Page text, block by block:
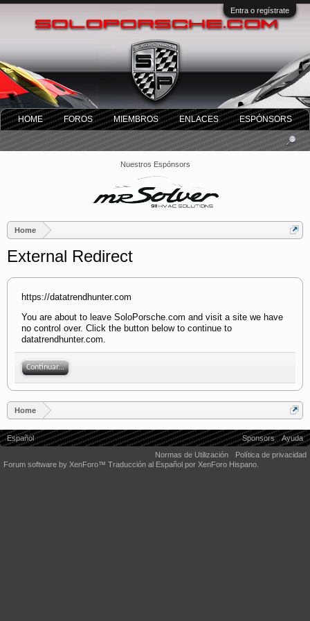
Entra o regístrate
Nuestros Espónsors
Home
External Redirect
https://datatrendhunter.com
You are about to leave SoloPorsche.com and visit a site we have
no control over. Click the button below to continue to
datatrendhunter.com.
Continuar...
Home
HOME FOROS MIEMBROS ENLACES ESPÓNSORS
Español Sponsors
Ayuda
Normas de Utilización
Política de privacidad
Forum software by XenForo™ Traducción al Español por XenForo Hispano.